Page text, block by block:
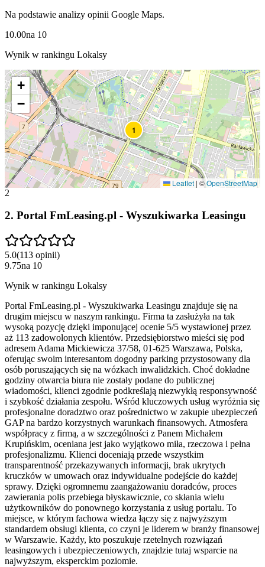
Na podstawie analizy opinii Google Maps.
10.00na 10
Wynik w rankingu Lokalsy
1
+
−
Leaflet | ©OpenStreetMap
2
2. Portal FmLeasing.pl - Wyszukiwarka Leasingu
5.0(113 opinii)
9.75na 10
Wynik w rankingu Lokalsy
Portal FmLeasing.pl - Wyszukiwarka Leasingu znajduje się na
drugim miejscu w naszym rankingu. Firma ta zasłużyła na tak
wysoką pozycję dzięki imponującej ocenie 5/5 wystawionej przez
aż 113 zadowolonych klientów. Przedsiębiorstwo mieści się pod
adresem Adama Mickiewicza 37/58, 01-625 Warszawa, Polska,
oferując swoim interesantom dogodny parking przystosowany dla
osób poruszających się na wózkach inwalidzkich. Choć dokładne
godziny otwarcia biura nie zostały podane do publicznej
wiadomości, klienci zgodnie podkreślają niezwykłą responsywność
i szybkość działania zespołu. Wśród kluczowych usług wyróżnia się
profesjonalne doradztwo oraz pośrednictwo w zakupie ubezpieczeń
GAP na bardzo korzystnych warunkach finansowych. Atmosfera
współpracy z firmą, a w szczególności z Panem Michałem
Krupińskim, oceniana jest jako wyjątkowo miła, rzeczowa i pełna
profesjonalizmu. Klienci doceniają przede wszystkim
transparentność przekazywanych informacji, brak ukrytych
kruczków w umowach oraz indywidualne podejście do każdej
sprawy. Dzięki ogromnemu zaangażowaniu doradców, proces
zawierania polis przebiega błyskawicznie, co skłania wielu
użytkowników do ponownego korzystania z usług portalu. To
miejsce, w którym fachowa wiedza łączy się z najwyższym
standardem obsługi klienta, co czyni je liderem w branży finansowej
w Warszawie. Każdy, kto poszukuje rzetelnych rozwiązań
leasingowych i ubezpieczeniowych, znajdzie tutaj wsparcie na
najwyższym, eksperckim poziomie.